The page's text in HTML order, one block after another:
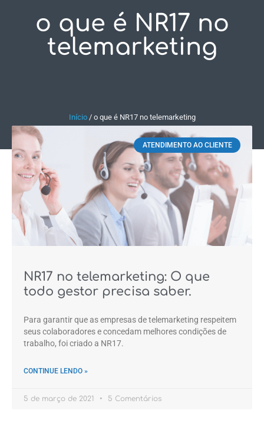
Fale Conosco
o que é NR17 no
telemarketing
Início/ o que é NR17 no telemarketing
ATENDIMENTO AO CLIENTE
NR17 no telemarketing: O que
todo gestor precisa saber.
Para garantir que as empresas de telemarketing respeitem
seus colaboradores e concedam melhores condições de
trabalho, foi criado a NR17.
CONTINUE LENDO »
5 de março de 2021 5 Comentários